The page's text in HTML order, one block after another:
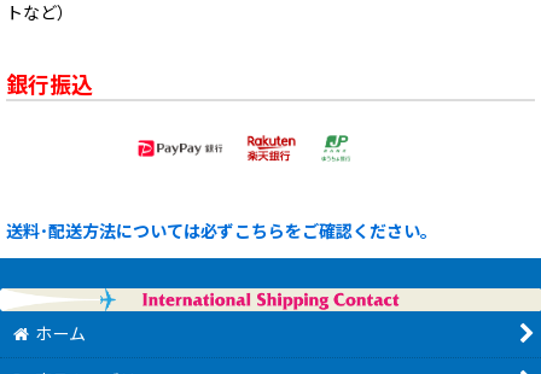
トなど）
銀行振込
送料･配送方法については必ずこちらをご確認ください。
ホーム